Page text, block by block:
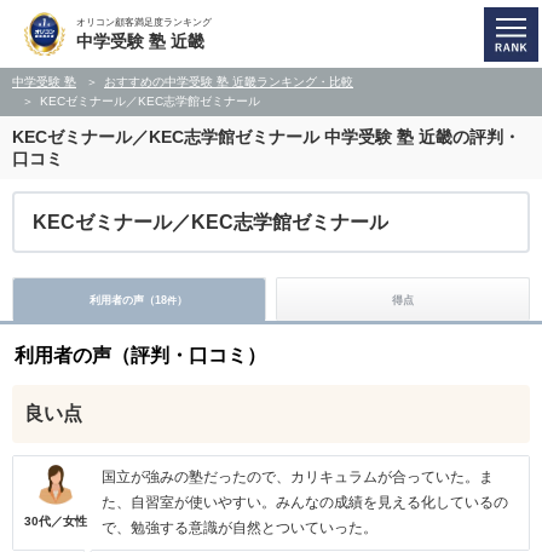
オリコン顧客満足度ランキング
中学受験 塾 近畿
中学受験 塾
おすすめの中学受験 塾 近畿ランキング・比較
KECゼミナール／KEC志学館ゼミナール
KECゼミナール／KEC志学館ゼミナール中学受験 塾 近畿の評判・
口コミ
KECゼミナール／KEC志学館ゼミナール
利用者の声（18件） 得点
利用者の声（評判・口コミ）
良い点
30代／女性
国立が強みの塾だったので、カリキュラムが合っていた。ま
た、自習室が使いやすい。みんなの成績を見える化しているの
で、勉強する意識が自然とついていった。